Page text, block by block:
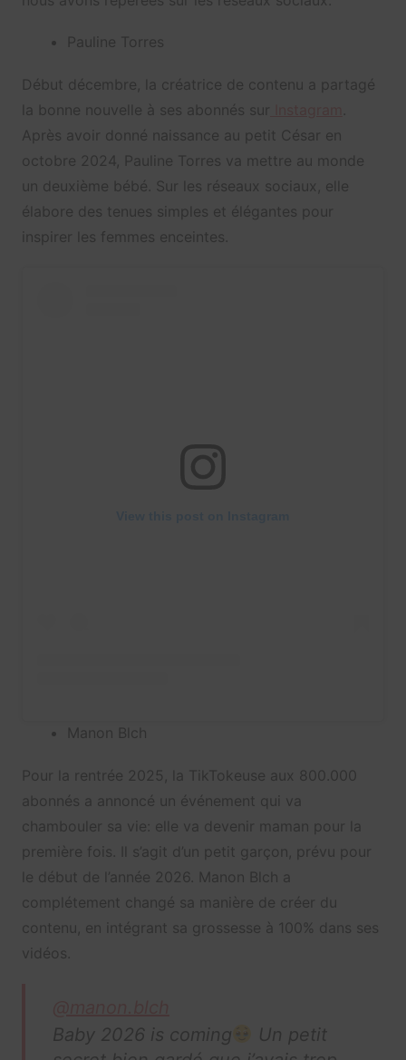
Pauline Torres
Début décembre, la créatrice de contenu a partagé
la bonne nouvelle à ses abonnés sur
Après avoir donné naissance au petit César en
octobre 2024, Pauline Torres va mettre au monde
un deuxième bébé. Sur les réseaux sociaux, elle
élabore des tenues simples et élégantes pour
inspirer les femmes enceintes.
Manon Blch
Pour la rentrée 2025, la TikTokeuse aux 800.000
abonnés a annoncé un événement qui va
chambouler sa vie: elle va devenir maman pour la
première fois. Il s’agit d’un petit garçon, prévu pour
le début de l’année 2026. Manon Blch a
complétement changé sa manière de créer du
contenu, en intégrant sa grossesse à 100% dans ses
vidéos.
Baby 2026 is coming
Un petit